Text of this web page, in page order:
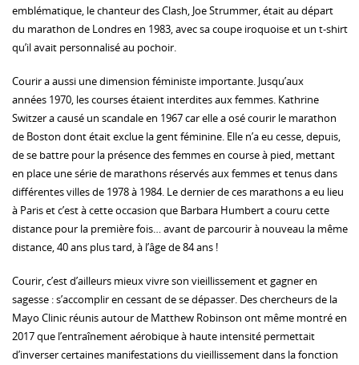
emblématique, le chanteur des Clash, Joe Strummer, était au départ
du marathon de Londres en 1983, avec sa coupe iroquoise et un t-shirt
qu’il avait personnalisé au pochoir.
Courir a aussi une dimension féministe importante. Jusqu’aux
années 1970, les courses étaient interdites aux femmes. Kathrine
Switzer a causé un scandale en 1967 car elle a osé courir le marathon
de Boston dont était exclue la gent féminine. Elle n’a eu cesse, depuis,
de se battre pour la présence des femmes en course à pied, mettant
en place une série de marathons réservés aux femmes et tenus dans
différentes villes de 1978 à 1984. Le dernier de ces marathons a eu lieu
à Paris et c’est à cette occasion que Barbara Humbert a couru cette
distance pour la première fois… avant de parcourir à nouveau la même
distance, 40 ans plus tard, à l’âge de 84 ans !
Courir, c’est d’ailleurs mieux vivre son vieillissement et gagner en
sagesse : s’accomplir en cessant de se dépasser. Des chercheurs de la
Mayo Clinic réunis autour de Matthew Robinson ont même montré en
2017 que l’entraînement aérobique à haute intensité permettait
d’inverser certaines manifestations du vieillissement dans la fonction